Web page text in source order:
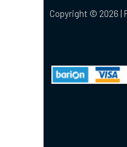
Copyright © 2026 |